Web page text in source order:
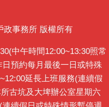
政事務所 版權所有
中午時間12:00~13:30照常
預約每月最後一日或特殊
延長上班服務(連續假
古坑及大埤辦公室星期六